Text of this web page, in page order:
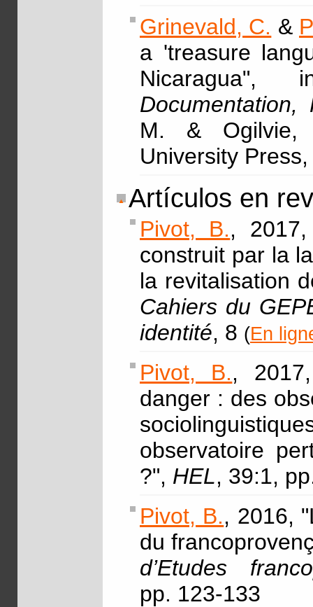
Grinevald, C. &
a 'treasure
Documentation,
M. & Ogilvie,
University
Artículos en
Pivot, B.,
construit par la
la revitalisation
Cahiers du
identité, 8 (En
Pivot, B.,
danger : des
observatoire
?", HEL, 39:1,
Pivot, B., 2016,
du
d’Etudes
pp. 123-133